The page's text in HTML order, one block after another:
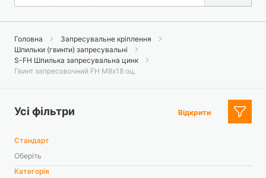
Головна
Запресувальне кріплення
Шпильки (гвинти) запресувальні
S-FH Шпилька запресувальна цинк
Гвинт запресовочний FH М8х18 оц.
Усі фільтри Відкрити
Стандарт
Оберіть
Категорія